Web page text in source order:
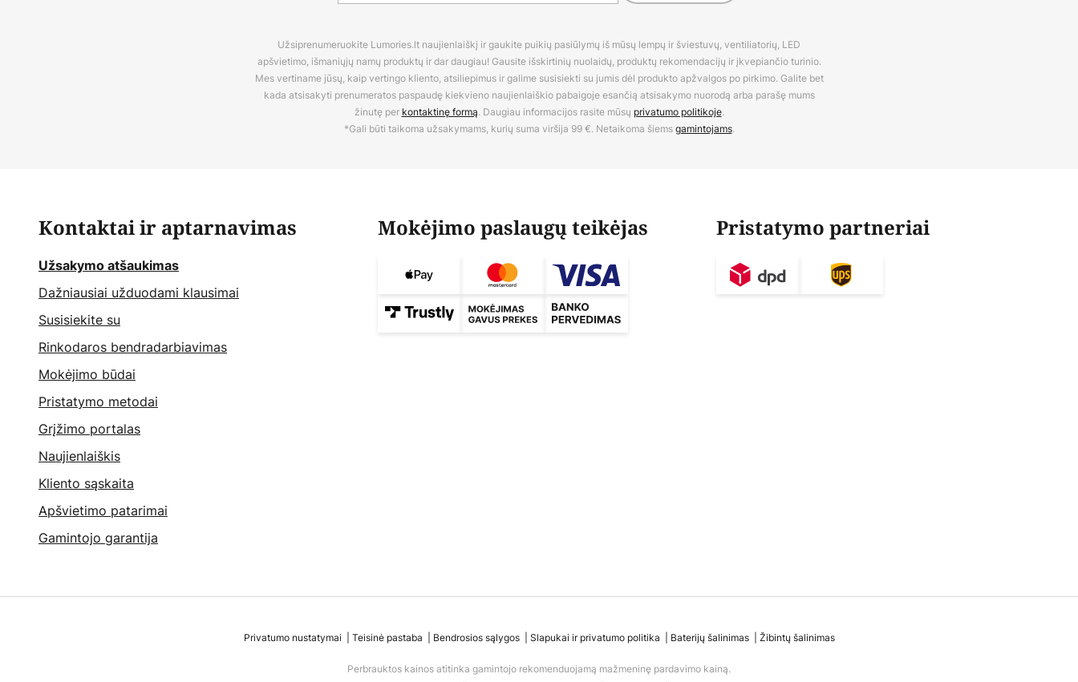
Užsiprenumeruokite Lumories.lt naujienlaiškį ir gaukite puikių pasiūlymų iš mūsų lempų ir šviestuvų, ventiliatorių, LED
apšvietimo, išmaniųjų namų produktų ir dar daugiau! Gausite išskirtinių nuolaidų, produktų rekomendacijų ir įkvepiančio turinio.
Mes vertiname jūsų, kaip vertingo kliento, atsiliepimus ir galime susisiekti su jumis dėl produkto apžvalgos po pirkimo. Galite bet
kada atsisakyti prenumeratos paspaudę kiekvieno naujienlaiškio pabaigoje esančią atsisakymo nuorodą arba parašę mums
žinutę per kontaktinę formą. Daugiau informacijos rasite mūsų privatumo politikoje.
*Gali būti taikoma užsakymams, kurių suma viršija 99 €. Netaikoma šiemsgamintojams.
Kontaktai ir aptarnavimas
Užsakymo atšaukimas
Dažniausiai užduodami klausimai
Susisiekite su
Rinkodaros bendradarbiavimas
Mokėjimo būdai
Pristatymo metodai
Grįžimo portalas
Naujienlaiškis
Kliento sąskaita
Apšvietimo patarimai
Gamintojo garantija
Mokėjimo paslaugų teikėjas Pristatymo partneriai
Privatumo nustatymai Teisinė pastaba Bendrosios sąlygos Slapukai ir privatumo politika Baterijų šalinimas Žibintų šalinimas
Perbrauktos kainos atitinka gamintojo rekomenduojamą mažmeninę pardavimo kainą.